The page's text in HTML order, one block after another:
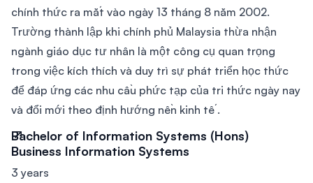
chính thức ra mắt vào ngày 13 tháng 8 năm 2002.
Trường thành lập khi chính phủ Malaysia thừa nhận
ngành giáo dục tư nhân là một công cụ quan trọng
trong việc kích thích và duy trì sự phát triển học thức
để đáp ứng các nhu cầu phức tạp của tri thức ngày nay
và đổi mới theo định hướng nền kinh tế .
Bachelor of Information Systems (Hons)
Business Information Systems
3 years